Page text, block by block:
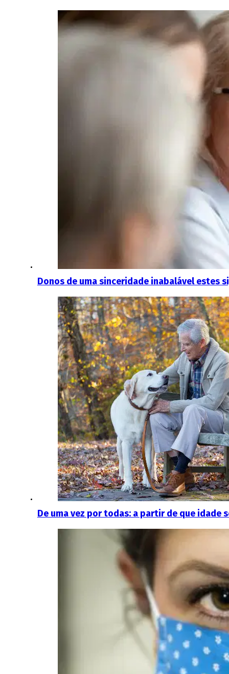
Donos de uma sinceridade inabalável estes
De uma vez por todas: a partir de que idade